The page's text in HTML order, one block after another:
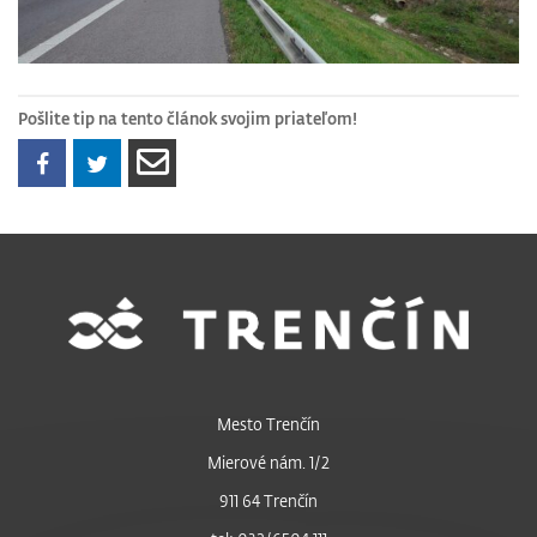
Pošlite tip na tento článok svojim priateľom!
Mesto Trenčín
Mierové nám. 1/2
911 64 Trenčín